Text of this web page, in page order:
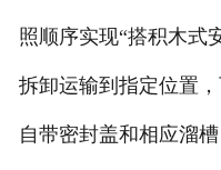
照顺序实现“搭积木式
拆卸运输到指定位置
自带密封盖和相应溜